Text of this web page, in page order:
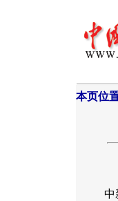
本页位
中新